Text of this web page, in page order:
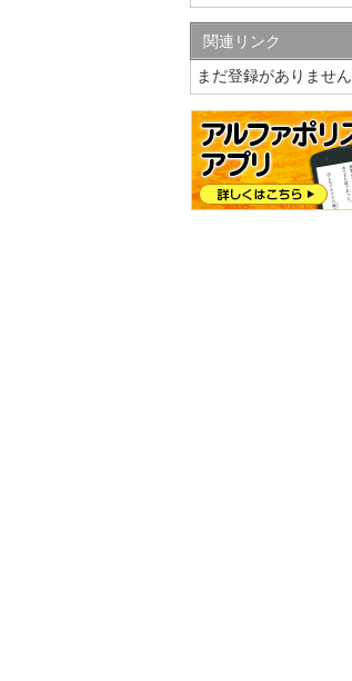
関連リンク
まだ登録がありません